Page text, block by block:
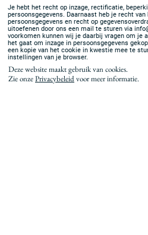
Weigeren
Verwijderen
vraagt u niet opnieuw.
Verwijdert de cookie toestemming van uw browser.